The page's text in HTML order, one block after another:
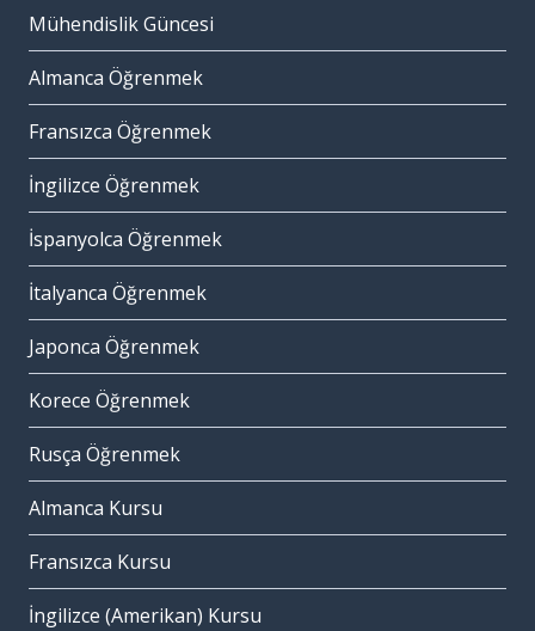
Mühendislik Güncesi
Almanca Öğrenmek
Fransızca Öğrenmek
İngilizce Öğrenmek
İspanyolca Öğrenmek
İtalyanca Öğrenmek
Japonca Öğrenmek
Korece Öğrenmek
Rusça Öğrenmek
Almanca Kursu
Fransızca Kursu
İngilizce (Amerikan) Kursu